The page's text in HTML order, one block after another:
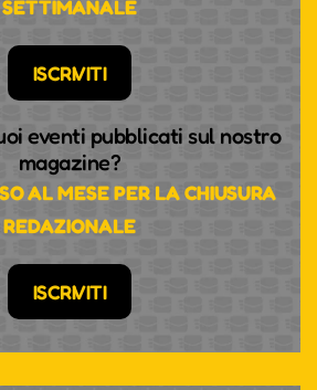
SETTIMANALE
ISCRIVITI
eventi pubblicati sul nostro
magazine?
AL MESE PER LA CHIUSURA
REDAZIONALE
ISCRIVITI